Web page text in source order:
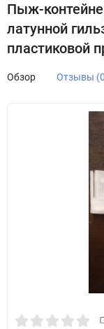
Пыж-
латунной
пластиковой
Обзор Отзывы